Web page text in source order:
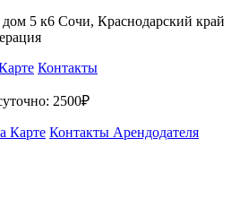
5 к6 Сочи, Краснодарский край
Контакты
2500₽
Карте Контакты Арендодателя